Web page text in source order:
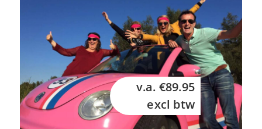
v.a. €89.95
excl btw